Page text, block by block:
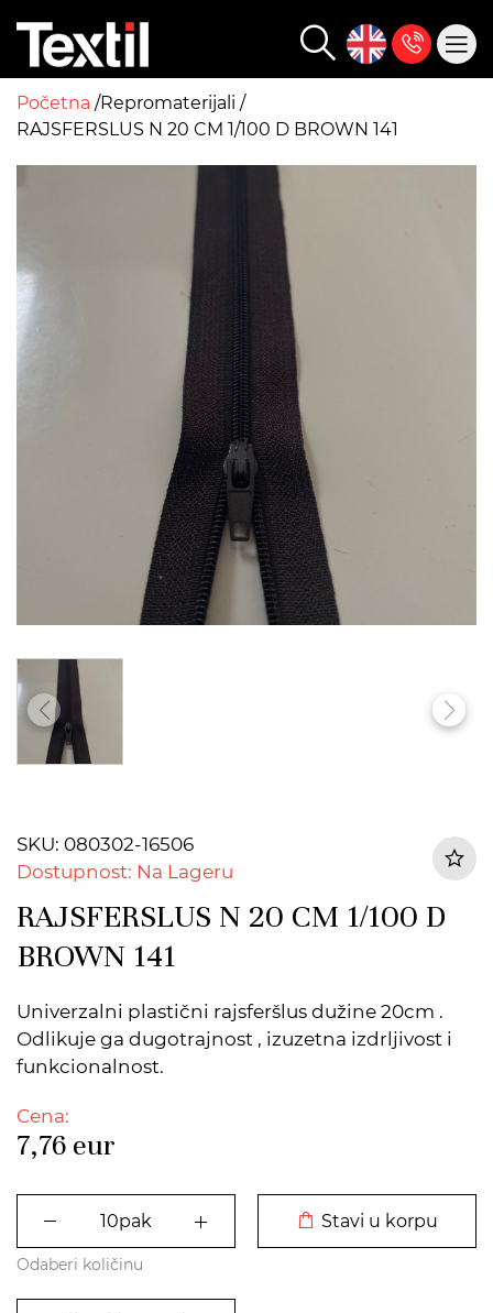
Početna Repromaterijali
RAJSFERSLUS N 20 CM 1/100 D BROWN 141
SKU: 080302-16506
Dostupnost: Na Lageru
RAJSFERSLUS N 20 CM 1/100 D
BROWN 141
Univerzalni plastični rajsferšlus dužine 20cm .
Odlikuje ga dugotrajnost , izuzetna izdrljivost i
funkcionalnost.
Cena:
7,76 eur
Stavi u korpu
Odaberi količinu